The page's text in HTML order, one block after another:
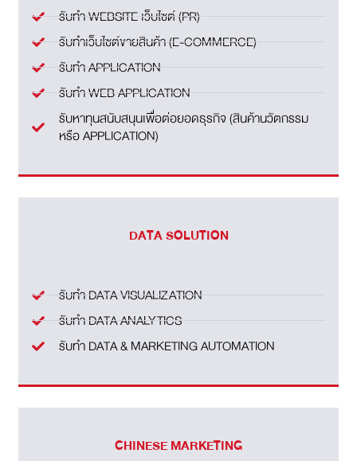
รับทำ WEBSITE เว็บไซต์ (PR)
รับทำเว็บไซต์ขายสินค้า (E-COMMERCE)
รับทำ APPLICATION
รับทำ WEB APPLICATION
รับหาทุนสนับสนุนเพื่อต่อยอดธุรกิจ (สินค้านวัตกรรม
หรือ APPLICATION)
DATA SOLUTION
รับทำ DATA VISUALIZATION
รับทำ DATA ANALYTICS
รับทำ DATA & MARKETING AUTOMATION
CHINESE MARKETING